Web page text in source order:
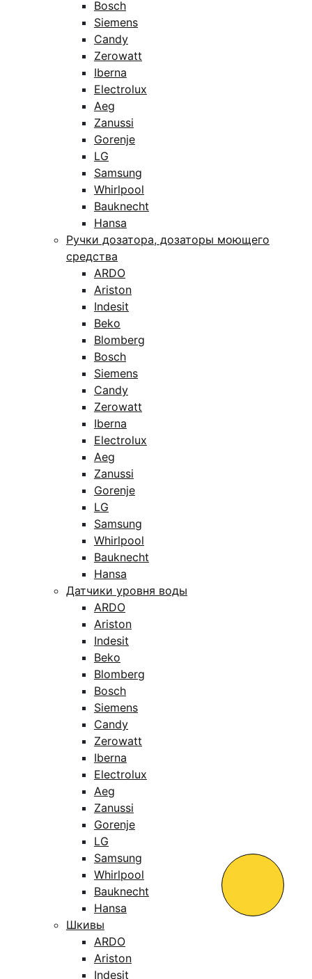
Bosch
Siemens
Candy
Zerowatt
Iberna
Electrolux
Aeg
Zanussi
Gorenje
LG
Samsung
Whirlpool
Bauknecht
Hansa
Ручки дозатора, дозаторы моющего
средства
ARDO
Ariston
Indesit
Beko
Blomberg
Bosch
Siemens
Candy
Zerowatt
Iberna
Electrolux
Aeg
Zanussi
Gorenje
LG
Samsung
Whirlpool
Bauknecht
Hansa
Датчики уровня воды
ARDO
Ariston
Indesit
Beko
Blomberg
Bosch
Siemens
Candy
Zerowatt
Iberna
Electrolux
Aeg
Zanussi
Gorenje
LG
Samsung
Whirlpool
Bauknecht
Hansa
Шкивы
ARDO
Ariston
Indesit